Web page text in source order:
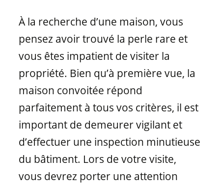
À la recherche d’une maison, vous
pensez avoir trouvé la perle rare et
vous êtes impatient de visiter la
propriété. Bien qu’à première vue, la
maison convoitée répond
parfaitement à tous vos critères, il est
important de demeurer vigilant et
d’effectuer une inspection minutieuse
du bâtiment. Lors de votre visite,
vous devrez porter une attention
Fenêtres architecturales
Matériaux de fenêtres